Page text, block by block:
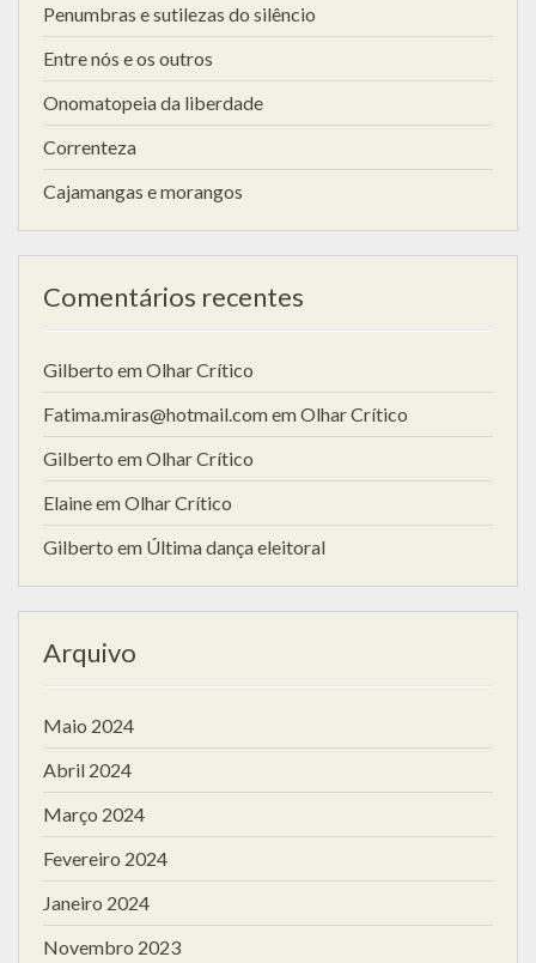
Penumbras e sutilezas do silêncio
Entre nós e os outros
Onomatopeia da liberdade
Correnteza
Cajamangas e morangos
Comentários recentes
Gilberto emOlhar Crítico
Fatima.miras@hotmail.comemOlhar Crítico
Gilberto emOlhar Crítico
ElaineemOlhar Crítico
Gilberto em Última dança eleitoral
Arquivo
Maio 2024
Abril 2024
Março 2024
Fevereiro 2024
Janeiro 2024
Novembro 2023